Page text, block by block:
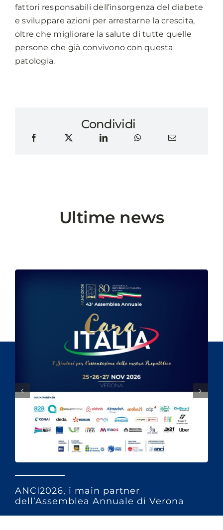
fattori responsabili dell’insorgenza del diabete
e sviluppare azioni per arrestarne la crescita,
oltre che migliorare la salute di tutte quelle
persone che già convivono con questa
patologia.
Condividi
Ultime news
ANCI2026, i main partner
dell’Assemblea Annuale di Verona